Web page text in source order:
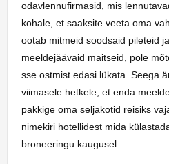
odavlennufirmasid, mis
kohale, et saaksite veeta oma
ootab mitmeid soodsaid pileteid
meeldejäävaid maitseid, pole
sse ostmist edasi lükata. Seega
viimasele hetkele, et enda
pakkige oma seljakotid reisiks
nimekiri hotellidest mida
broneeringu kaugusel.